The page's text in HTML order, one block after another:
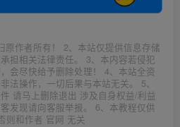
原作者所有！ 2、本站仅提供信息存储
担相关法律责任。 3、本内容若侵犯
会尽快给予删除处理！ 4、本站全资
法操作，一切后果与本站无关。 5、
请马上删除退出 涉及自身权益/利益
发现请向客服举报。 6、本教程仅供
则和作者 官网 无关